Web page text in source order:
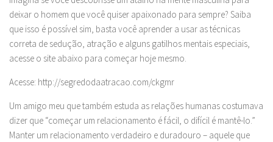
deixar o homem que você quiser apaixonado para sempre? Saiba
que isso é possível sim, basta você aprender a usar as técnicas
correta de sedução, atração e alguns gatilhos mentais especiais,
acesse o site abaixo para começar hoje mesmo.
Acesse: http://segredodaatracao.com/ckgmr
Um amigo meu que também estuda as relações humanas costumava
dizer que “começar um relacionamento é fácil, o difícil é mantê-lo.”
Manter um relacionamento verdadeiro e duradouro – aquele que